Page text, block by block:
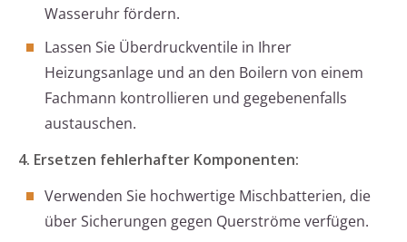
Wasseruhr fördern.
Lassen Sie Überdruckventile in Ihrer
Heizungsanlage und an den Boilern von einem
Fachmann kontrollieren und gegebenenfalls
austauschen.
4. Ersetzen fehlerhafter Komponenten:
Verwenden Sie hochwertige Mischbatterien, die
über Sicherungen gegen Querströme verfügen.